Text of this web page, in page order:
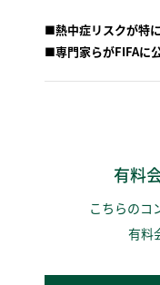
■熱中症リスクが特
■専門家らがFIFAに
有料
こちらのコ
有料